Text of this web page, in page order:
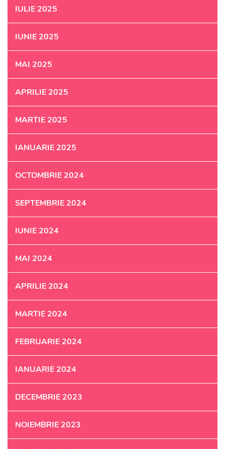
IULIE 2025
IUNIE 2025
MAI 2025
APRILIE 2025
MARTIE 2025
IANUARIE 2025
OCTOMBRIE 2024
SEPTEMBRIE 2024
IUNIE 2024
MAI 2024
APRILIE 2024
MARTIE 2024
FEBRUARIE 2024
IANUARIE 2024
DECEMBRIE 2023
NOIEMBRIE 2023